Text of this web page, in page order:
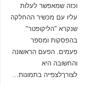
וכזה שמאפשר לעלות
עליו עם מכשיר ההחלקה
שנקרא "הליקופטר"
בהפסקות ומספר
פעמים. הפעם הראשונה
והחשובה היא
לצורךלצפייה בתמונות…